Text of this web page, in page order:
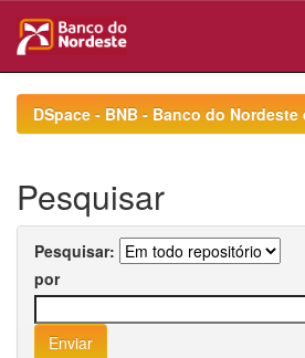
navigationDSpace - BNB - Banco do Nordeste
Pesquisar
Pesquisar:
por